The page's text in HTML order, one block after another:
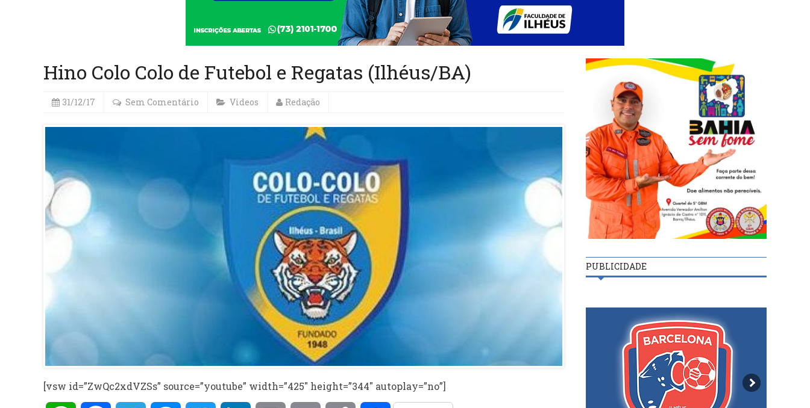
Hino Colo Colo de Futebol e Regatas (Ilhéus/BA)
31/12/17 Sem Comentário Videos Redação
[vsw id=”ZwQc2xdVZSs” source=”youtube” width=”425″ height=”344″ autoplay=”no”]
PUBLICIDADE